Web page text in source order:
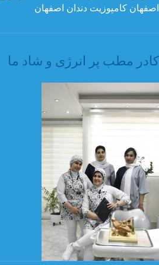
کادر مطب پر انرژی و شاد ما